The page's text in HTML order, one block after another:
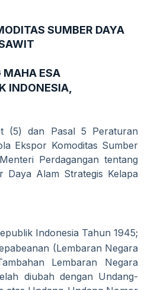
SUMBER DAYA
MAHA ESA
INDONESIA,
(5) dan Pasal 5 Peraturan
Ekspor Komoditas Sumber
Perdagangan tentang
Daya Alam Strategis Kelapa
Indonesia Tahun 1945;
(Lembaran Negara
Lembaran Negara
diubah dengan Undang-